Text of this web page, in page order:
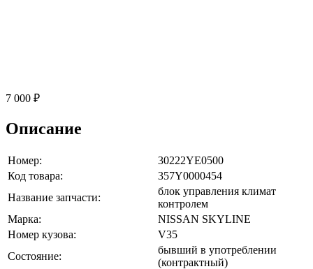
7 000 ₽
Описание
Номер:
30222YE0500
Код товара:
357Y0000454
Название запчасти:
блок управления климат
контролем
Марка:
NISSAN SKYLINE
Номер кузова:
V35
Состояние:
бывший в употреблении
(контрактный)